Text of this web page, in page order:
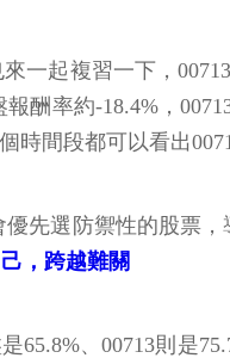
一起複習一下，
酬率約-18.4%，
時間段都可以看出
先選防禦性的股票
，跨越難關
、00713則是